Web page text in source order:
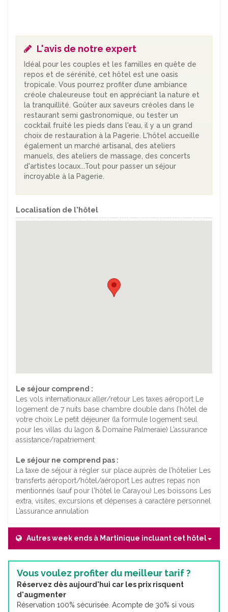
L'avis de notre expert
Idéal pour les couples et les familles en quête de
repos et de sérénité, cet hôtel est une oasis
tropicale. Vous pourrez profiter d’une ambiance
créole chaleureuse tout en appréciant la nature et
la tranquillité. Goûter aux saveurs créoles dans le
restaurant semi gastronomique, ou tester un
cocktail fruité les pieds dans l'eau, il y a un grand
choix de restauration à la Pagerie. L'hôtel accueille
également un marché artisanal, des ateliers
manuels, des ateliers de massage, des concerts
d'artistes locaux...Tout pour passer un séjour
incroyable à la Pagerie.
Localisation de l'hôtel
Le séjour comprend :
Les vols internationaux aller/retour Les taxes aéroport Le
logement de 7 nuits base chambre double dans l’hôtel de
votre choix Le petit déjeuner (la formule logement seul
pour les villas du lagon & Domaine Palmeraie) L’assurance
assistance/rapatriement
Le séjour ne comprend pas :
La taxe de séjour à régler sur place auprès de l’hôtelier Les
transferts aéroport/hôtel/aéroport Les autres repas non
mentionnés (sauf pour l'hôtel le Carayou) Les boissons Les
extra, visites, excursions et dépenses à caractère personnel
L’assurance annulation
Autres week ends à Martinique incluant cet hôtel
Vous voulez profiter du meilleur tarif ?
Réservez dès aujourd'hui car les prix risquent
d'augmenter
Réservation 100% sécurisée. Acompte de 30% si vous